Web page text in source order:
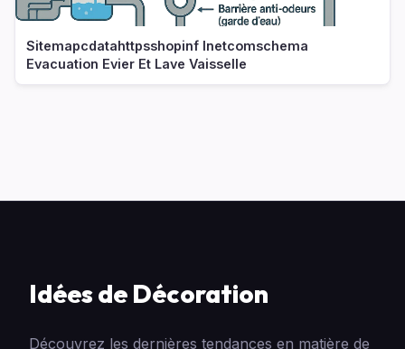
Sitemapcdatahttpsshopinf Inetcomschema
Evacuation Evier Et Lave Vaisselle
Idées de Décoration
Découvrez les dernières tendances en matière de